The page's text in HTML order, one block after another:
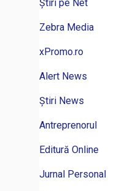
Știri pe Net
Zebra Media
xPromo.ro
Alert News
Știri News
Antreprenorul
Editură Online
Jurnal Personal